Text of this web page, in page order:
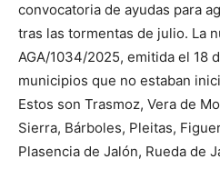
convocatoria de ayudas para
tras las tormentas de julio. La
AGA/1034/2025, emitida el 18
municipios que no estaban
Estos son Trasmoz, Vera de
Sierra, Bárboles, Pleitas,
Plasencia de Jalón, Rueda de